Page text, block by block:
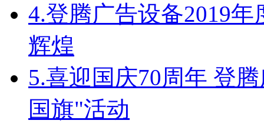
4.登腾广告设备2019
辉煌
5.喜迎国庆70周年 登
国旗"活动